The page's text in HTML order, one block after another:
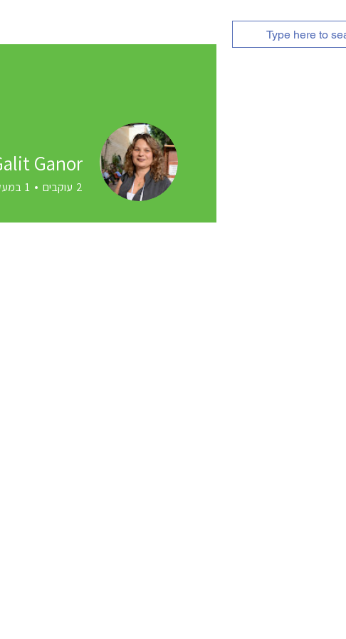
Ganor
2 עוקבים 1